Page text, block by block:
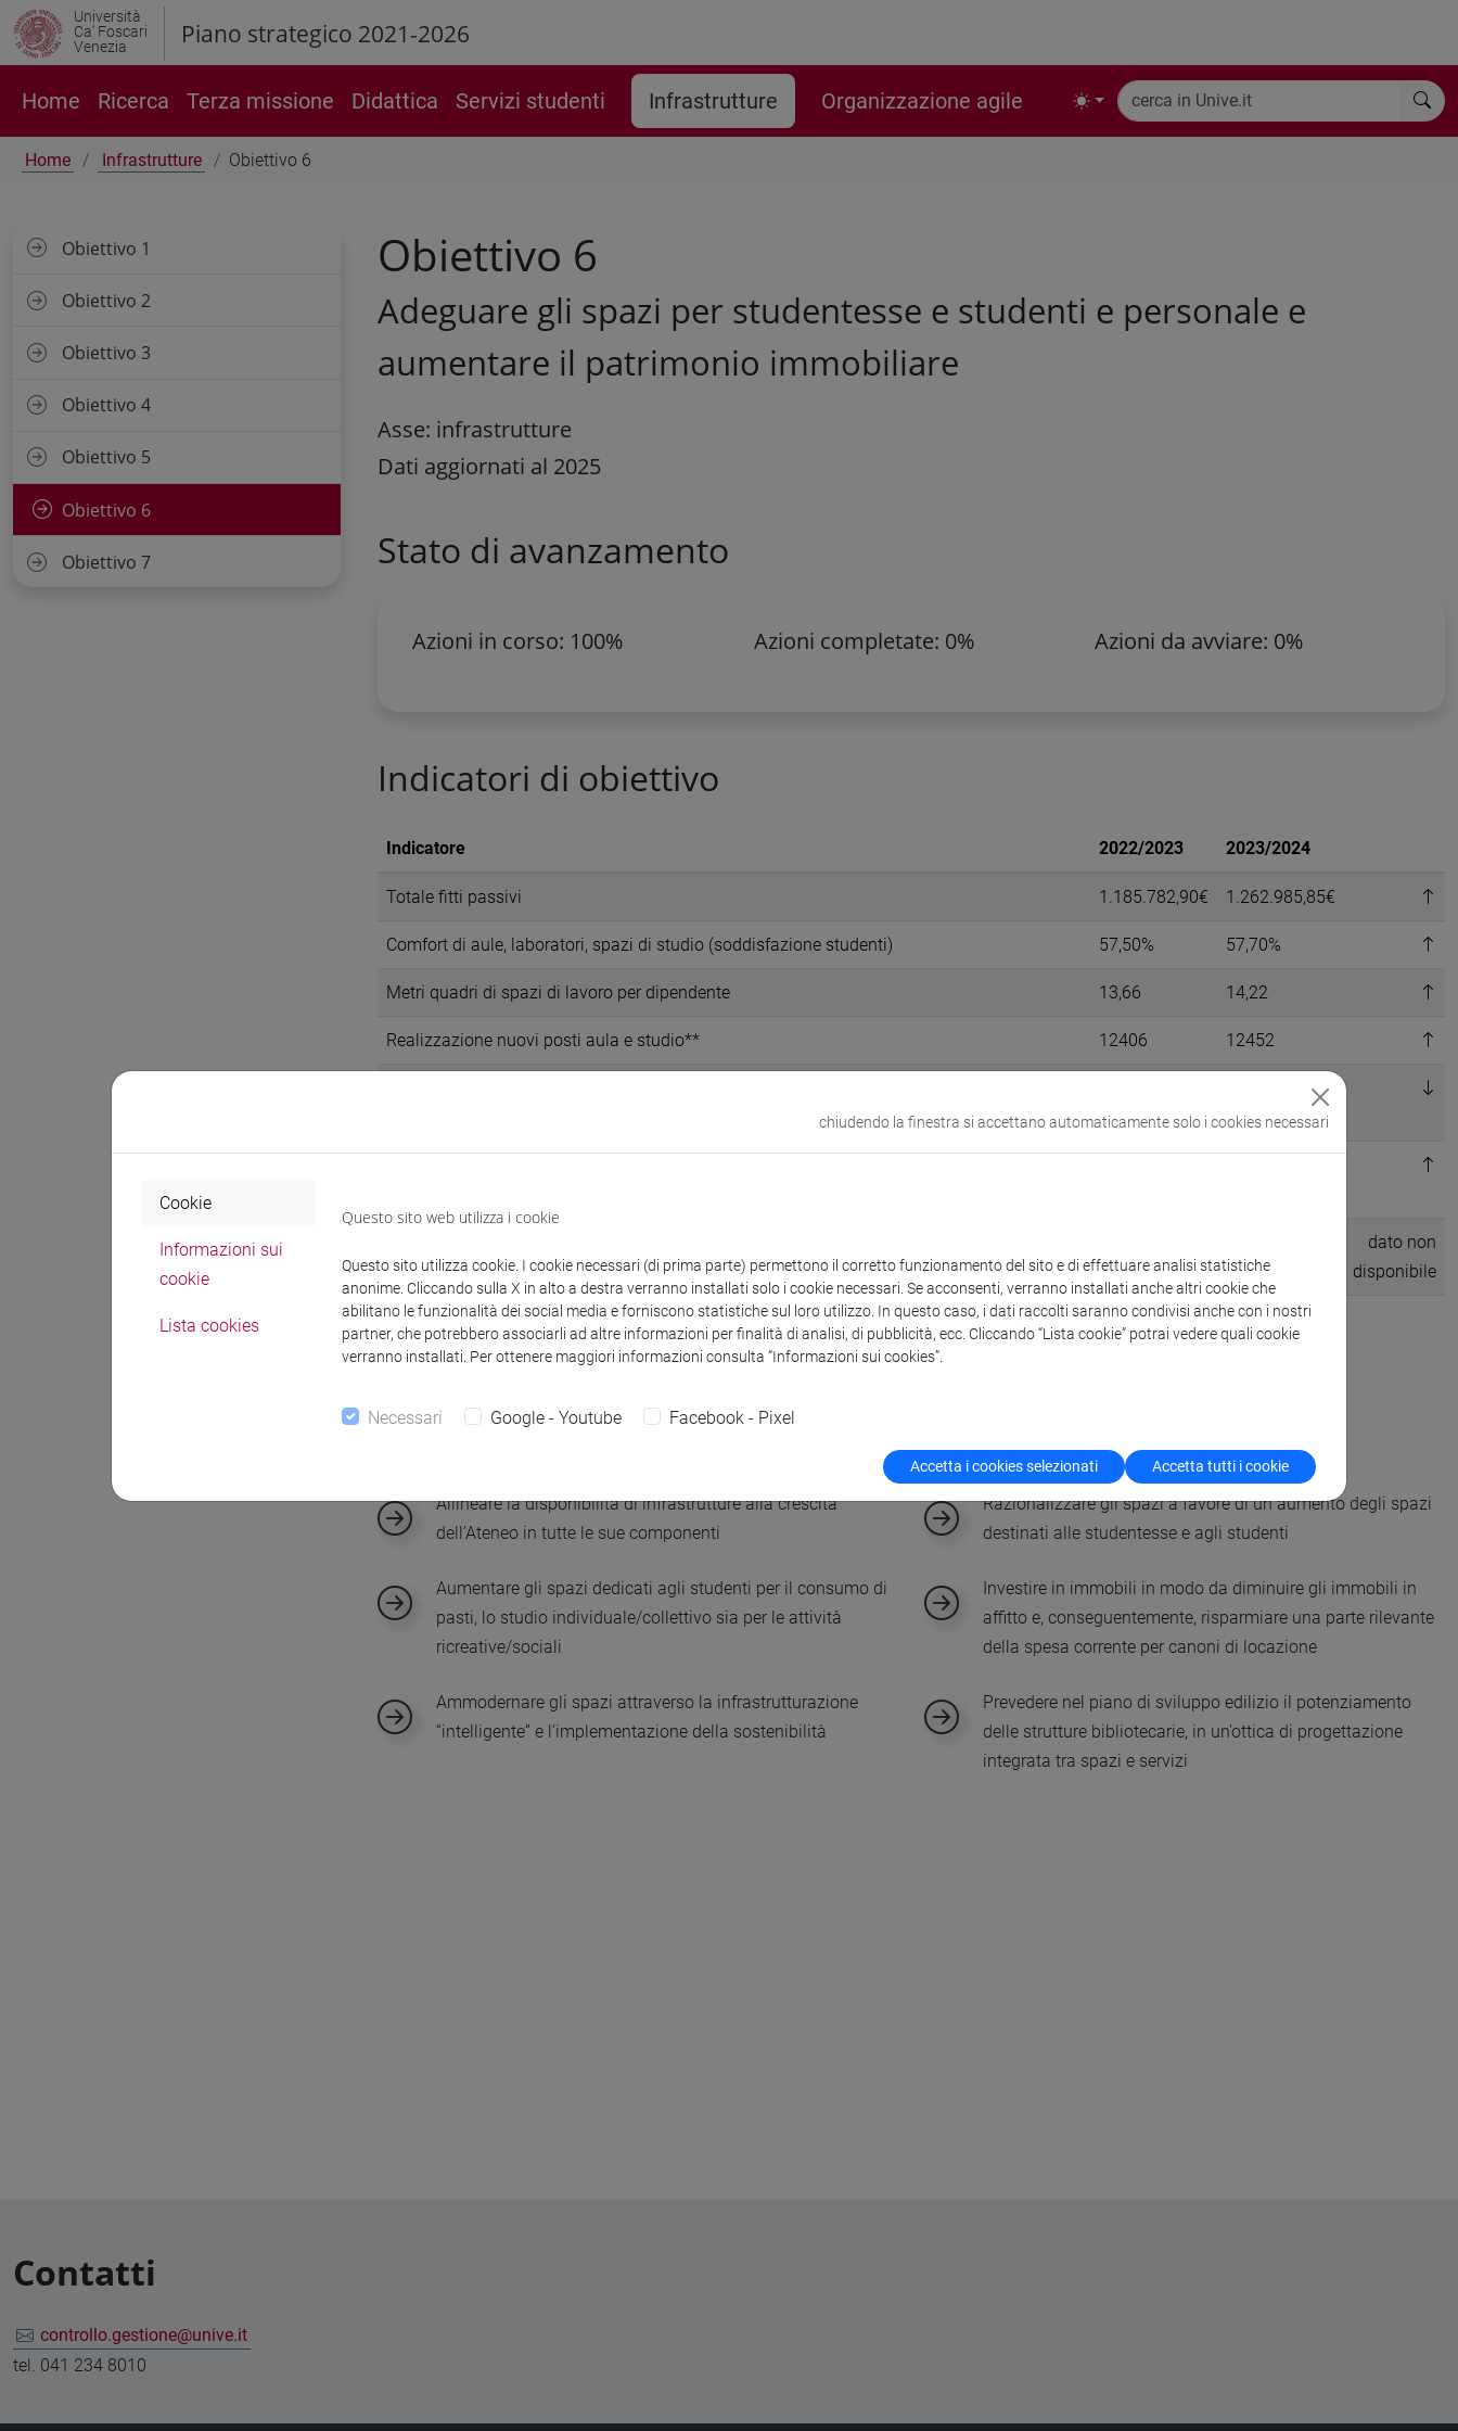
Università
Ca' Foscari
Venezia
Piano strategico 2021-2026
Home Ricerca Terza missione Didattica Servizi studenti Infrastrutture Organizzazione agile
Home Infrastrutture Obiettivo 6
Obiettivo 6
Adeguare gli spazi per studentesse e studenti e personale e
aumentare il patrimonio immobiliare
Asse: infrastrutture
Dati aggiornati al 2025
Stato di avanzamento
Azioni in corso: 100% Azioni completate: 0% Azioni da avviare: 0%
Indicatori di obiettivo
Indicatore 2022/2023 2023/2024
Totale fitti passivi 1.185.782,90€ 1.262.985,85€
Comfort di aule, laboratori, spazi di studio (soddisfazione studenti) 57,50% 57,70%
Metri quadri di spazi di lavoro per dipendente 13,66 14,22
Realizzazione nuovi posti aula e studio** 12406 12452
20.000.000 di euro)
disponibile
dato non
disponibile
Allineare la disponibilità di infrastrutture alla crescita
dell’Ateneo in tutte le sue componenti
Aumentare gli spazi dedicati agli studenti per il consumo di
pasti, lo studio individuale/collettivo sia per le attività
ricreative/sociali
Ammodernare gli spazi attraverso la infrastrutturazione
“intelligente” e l’implementazione della sostenibilità
Razionalizzare gli spazi a favore di un aumento degli spazi
destinati alle studentesse e agli studenti
Investire in immobili in modo da diminuire gli immobili in
affitto e, conseguentemente, risparmiare una parte rilevante
della spesa corrente per canoni di locazione
Prevedere nel piano di sviluppo edilizio il potenziamento
delle strutture bibliotecarie, in un’ottica di progettazione
integrata tra spazi e servizi
Obiettivo 1
Obiettivo 2
Obiettivo 3
Obiettivo 4
Obiettivo 5
Obiettivo 6
Obiettivo 7
Contatti
controllo.gestione@unive.it
tel. 041 234 8010
chiudendo la finestra si accettano automaticamente solo i cookies necessari
Cookie
Informazioni sui
cookie
Lista cookies
Questo sito web utilizza i cookie
Questo sito utilizza cookie. I cookie necessari (di prima parte) permettono il corretto funzionamento del sito e di effettuare analisi statistiche
anonime. Cliccando sulla X in alto a destra verranno installati solo i cookie necessari. Se acconsenti, verranno installati anche altri cookie che
abilitano le funzionalità dei social media e forniscono statistiche sul loro utilizzo. In questo caso, i dati raccolti saranno condivisi anche con i nostri
partner, che potrebbero associarli ad altre informazioni per finalità di analisi, di pubblicità, ecc. Cliccando “Lista cookie” potrai vedere quali cookie
verranno installati. Per ottenere maggiori informazioni consulta “Informazioni sui cookies”.
Necessari Google - Youtube Facebook - Pixel
Accetta i cookies selezionati Accetta tutti i cookie